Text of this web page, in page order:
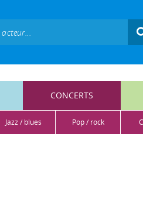
CONCERTS
jazz / blues pop / rock